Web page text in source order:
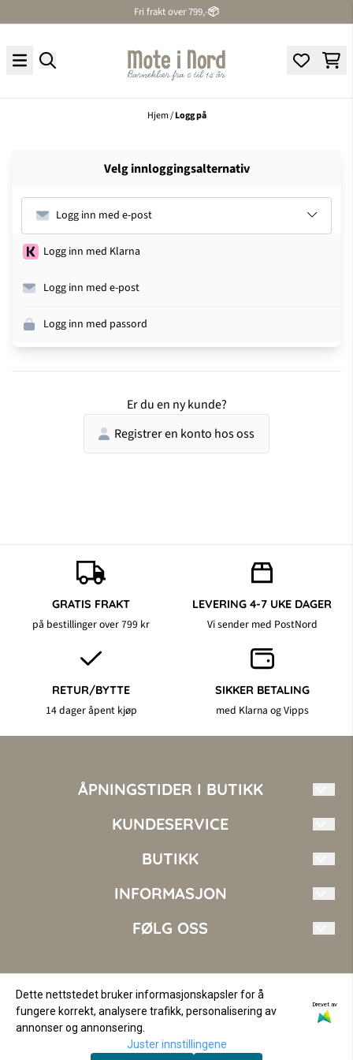
Fri frakt over 799,-📦
Hjem/Logg på
Velg innloggingsalternativ
Logg inn med e-post
Logg inn med Klarna
Logg inn med e-post
Logg inn med passord
Er du en ny kunde?
Registrer en konto hos oss
GRATIS FRAKT
på bestillinger over 799 kr
LEVERING 4-7 UKE DAGER
Vi sender med PostNord
RETUR/BYTTE
14 dager åpent kjøp
SIKKER BETALING
med Klarna og Vipps
ÅPNINGSTIDER I BUTIKK
Torsdag 10.00 - 18.00
Søndag Stengt
KUNDESERVICE
Mote i Nord AS
+47 410 14 144
Fosseng 2
BUTIKK
Vilkår
Kontakt oss
Logg inn
INFORMASJON
Om oss
FØLG OSS
Instagram
© Copyright Company, org. nr 936562256
Dette nettstedet bruker informasjonskapsler for å
fungere korrekt, analysere trafikk, personalisering av
annonser og annonsering.
Drevet av
Juster innstillingene